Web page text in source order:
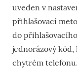
uveden v
přihlašovací
do
jednorázový
chytrém telefonu.